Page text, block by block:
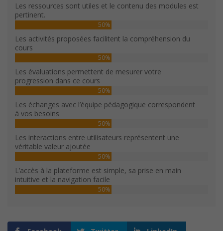
Les ressources sont utiles et le contenu des modules est
pertinent.
50%
Les activités proposées facilitent la compréhension du
cours
50%
Les évaluations permettent de mesurer votre
progression dans ce cours
50%
Les échanges avec l’équipe pédagogique correspondent
à vos besoins
50%
Les interactions entre utilisateurs représentent une
véritable valeur ajoutée
50%
L’accès à la plateforme est simple, sa prise en main
intuitive et la navigation facile
50%